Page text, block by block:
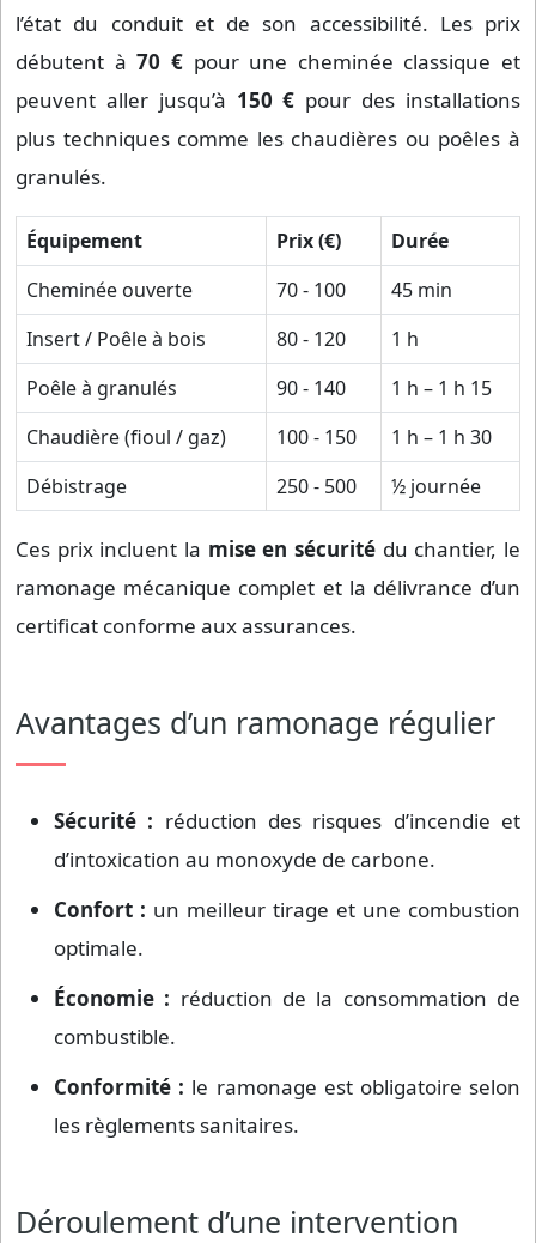
l’état du conduit et de son accessibilité. Les prix
débutent à70 €pour une cheminée classique et
peuvent aller jusqu’à 150 € pour des installations
plus techniques comme les chaudières ou poêles à
granulés.
Équipement Prix (€)
Durée
Cheminée ouverte
70 - 100
45 min
Insert / Poêle à bois
80 - 120
1 h
Poêle à granulés
90 - 140
1 h – 1 h 15
Chaudière (fioul / gaz)
100 - 150
1 h – 1 h 30
Débistrage
250 - 500 ½ journée
Ces prix incluent la mise en sécurité du chantier, le
ramonage mécanique complet et la délivrance d’un
certificat conforme aux assurances.
Avantages d’un ramonage régulier
Sécurité : réduction des risques d’incendie et
d’intoxication au monoxyde de carbone.
Confort : un meilleur tirage et une combustion
optimale.
Économie : réduction de la consommation de
combustible.
Conformité : le ramonage est obligatoire selon
les règlements sanitaires.
Déroulement d’une intervention